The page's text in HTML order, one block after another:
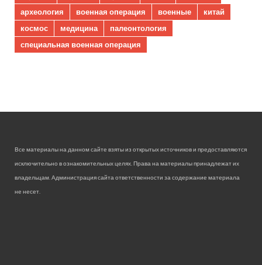
археология
военная операция военные
китай
космос
медицина
палеонтология
специальная военная операция
Все материалы на данном сайте взяты из открытых источников и предоставляются
исключительно в ознакомительных целях. Права на материалы принадлежат их
владельцам. Администрация сайта ответственности за содержание материала
не несет.